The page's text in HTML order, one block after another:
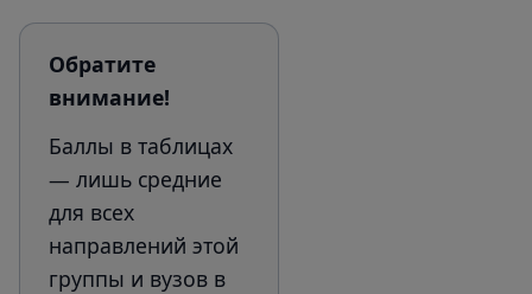
Обратите
внимание!
Баллы в таблицах
— лишь средние
для всех
направлений этой
группы и вузов в